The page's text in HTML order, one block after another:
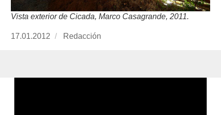
Vista exterior de Cicada, Marco Casagrande, 2011.
Publicado
17.01.2012 https://www.experimenta.es/author/redaccion/
Redacción